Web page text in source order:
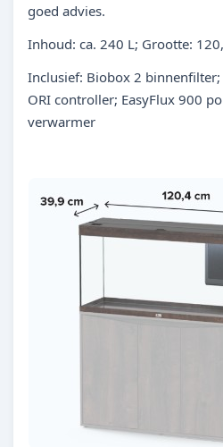
goed advies.
Inhoud: ca. 240 L; Grootte:
Inclusief: Biobox 2 binnenfilter;
ORI controller; EasyFlux 900
verwarmer